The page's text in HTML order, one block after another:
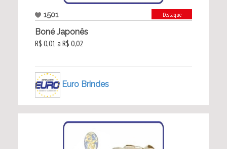
1501 Destaque
Boné Japonês
R$ 0,01 a R$ 0,02
Euro Brindes